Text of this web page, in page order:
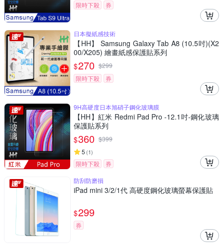
限時下殺 券
日本擬紙感技術
【HH】 Samsung Galaxy Tab A8 (10.5吋)(X2
00/X205) 繪畫紙感保護貼系列
$270 $299
限時下殺
券
9H高硬度日本旭硝子鋼化玻璃膜
【HH】紅米 Redmi Pad Pro -12.1吋-鋼化玻璃
保護貼系列
$360 $399
5 (1)
限時下殺
券
防刮防磨損
iPad mini 3/2/1代 高硬度鋼化玻璃螢幕保護貼
$299
券